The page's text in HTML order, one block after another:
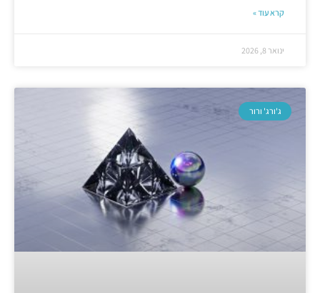
קרא עוד »
ינואר 8, 2026
ג'ורג' ורור